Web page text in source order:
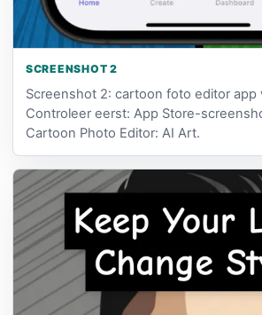
SCREENSHOT 2
Screenshot 2: cartoon foto editor app
Controleer eerst: App Store-
Cartoon Photo Editor: AI Art.